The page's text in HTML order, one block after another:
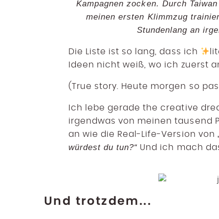
Kampagnen zocken. Durch
meinen ersten Klimmzug
Stundenlang an
Die Liste ist so lang, dass ich
Ideen nicht weiß, wo ich zuerst
(True story. Heute morgen so
Ich lebe gerade the creative
irgendwas von meinen tausend
an wie die Real-Life-Version von
würdest du tun?“ Und ich mach
Und trotzdem...